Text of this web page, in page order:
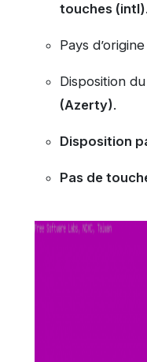
touches (intl).
Pays
Disposition
(Azerty).
Disposition
Pas de